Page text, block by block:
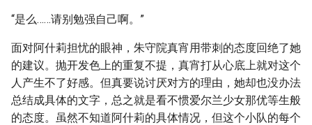
“是么……请别勉强自己啊。”
面对阿什莉担忧的眼神，朱守院真宵用带刺的态度回绝了她
的建议。抛开发色上的重复不提，真宵打从心底上就对这个
人产生不了好感。但真要说讨厌对方的理由，她却也没办法
总结成具体的文字，总之就是看不惯爱尔兰少女那优等生般
的态度。虽然不知道阿什莉的具体情况，但这个小队的每个